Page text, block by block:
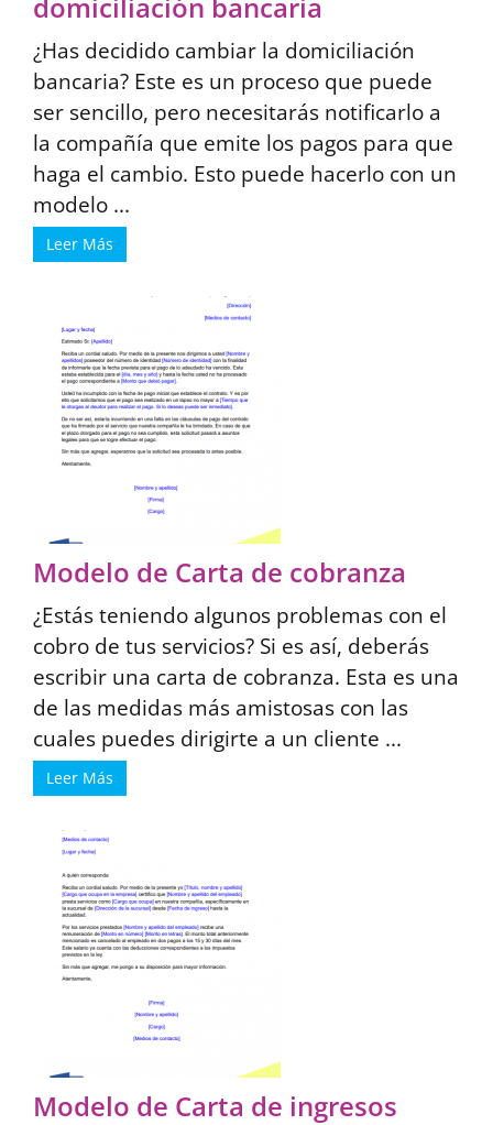
¿Has decidido cambiar la domiciliación
bancaria? Este es un proceso que puede
ser sencillo, pero necesitarás notificarlo a
la compañía que emite los pagos para que
haga el cambio. Esto puede hacerlo con un
modelo ...
Leer Más
Modelo de Carta de cobranza
¿Estás teniendo algunos problemas con el
cobro de tus servicios? Si es así, deberás
escribir una carta de cobranza. Esta es una
de las medidas más amistosas con las
cuales puedes dirigirte a un cliente ...
Leer Más
Modelo de Carta de ingresos